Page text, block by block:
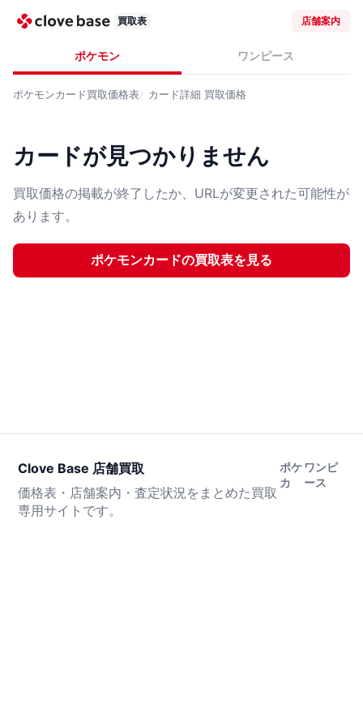
買取表 店舗案内
ポケモン ワンピース
ポケモンカード買取価格表 カード詳細 買取価格
カードが見つかりません
買取価格の掲載が終了したか、URLが変更された可能性が
あります。
ポケモンカードの買取表を見る
Clove Base 店舗買取
価格表・店舗案内・査定状況をまとめた買取
専用サイトです。
ポケ
カ
ワンピ
ース